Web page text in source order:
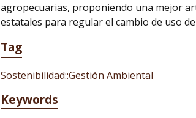
agropecuarias, proponiendo una mejor
estatales para regular el cambio de uso
Tag
Sostenibilidad::Gestión Ambiental
Keywords